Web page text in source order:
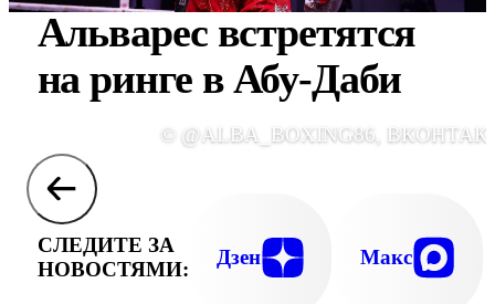
Альварес встретятся
на ринге в Абу-Даби
© @ALBA_BOXING86,
СЛЕДИТЕ ЗА
НОВОСТЯМИ:
Дзен Макс